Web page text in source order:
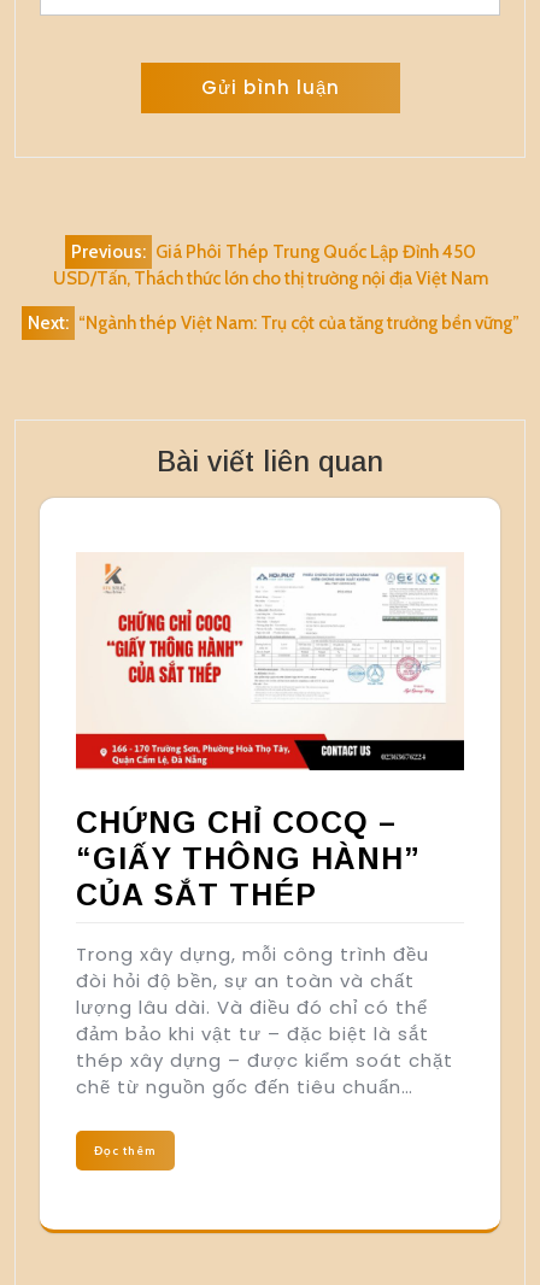
Điều
hướng
bài
viết
Previous: Giá Phôi Thép Trung Quốc Lập Đỉnh 450
USD/Tấn, Thách thức lớn cho thị trường nội địa Việt Nam
Next: “Ngành thép Việt Nam: Trụ cột của tăng trưởng bền vững”
Bài viết liên quan
CHỨNG CHỈ COCQ –
“GIẤY THÔNG HÀNH”
CỦA SẮT THÉP
Trong xây dựng, mỗi công trình đều
đòi hỏi độ bền, sự an toàn và chất
lượng lâu dài. Và điều đó chỉ có thể
đảm bảo khi vật tư – đặc biệt là sắt
thép xây dựng – được kiểm soát chặt
chẽ từ nguồn gốc đến tiêu chuẩn…
Đọc thêm